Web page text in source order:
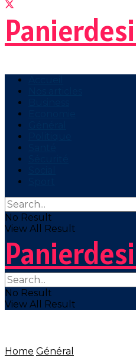
No Result
View All Result
No Result
View All Result
Home Général